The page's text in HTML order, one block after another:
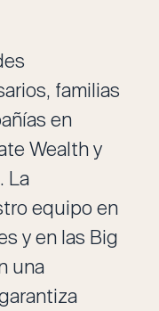
familias
en
Wealth y
La
equipo en
y en las Big
una